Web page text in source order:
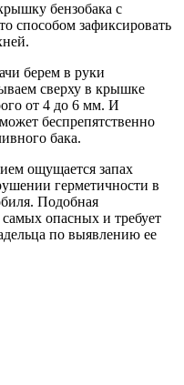
бензобака с
способом зафиксировать
берем в руки
сверху в крышке
от 4 до 6 мм. И
беспрепятственно
бака.
ощущается запах
герметичности в
Подобная
самых опасных и требует
по выявлению ее